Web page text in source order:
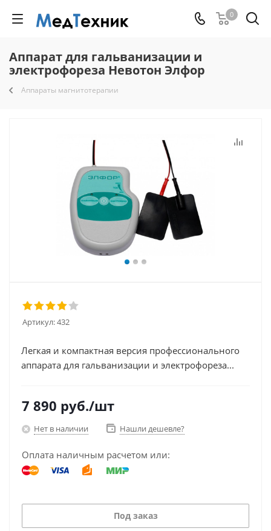
0
Аппарат для гальванизации и
электрофореза Невотон Элфор
Аппараты магнитотерапии
Артикул:432
Легкая и компактная версия профессионального
аппарата для гальванизации и электрофореза...
7 890 руб./шт
Нет в наличии Нашли дешевле?
Оплата наличным расчетом или:
Под заказ